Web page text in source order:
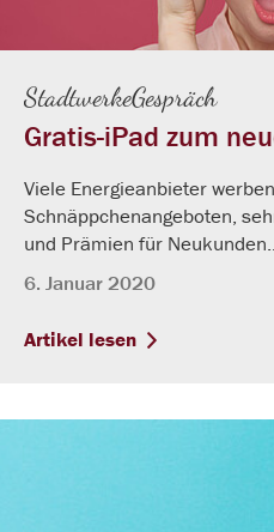
Gratis-iPad zum
StadtwerkeGespräch
Viele Energieanbieter
Schnäppchenangeboten,
und Prämien für
6. Januar 2020
Artikel lesen